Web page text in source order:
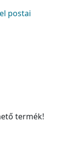
postai
termék!